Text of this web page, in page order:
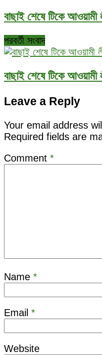
বাছাই শেষে টিকে
পরবর্তী সংবাদ
বাছাই শেষে টিকে
Leave a Reply
Your email address
Required fields are
Comment *
Name *
Email *
Website